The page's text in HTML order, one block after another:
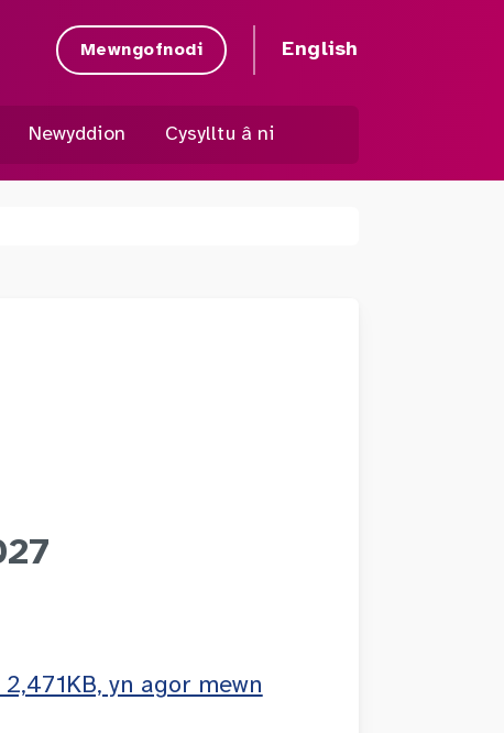
Mewngofnodi English
Newyddion Cysylltu â ni
yn agor mewn